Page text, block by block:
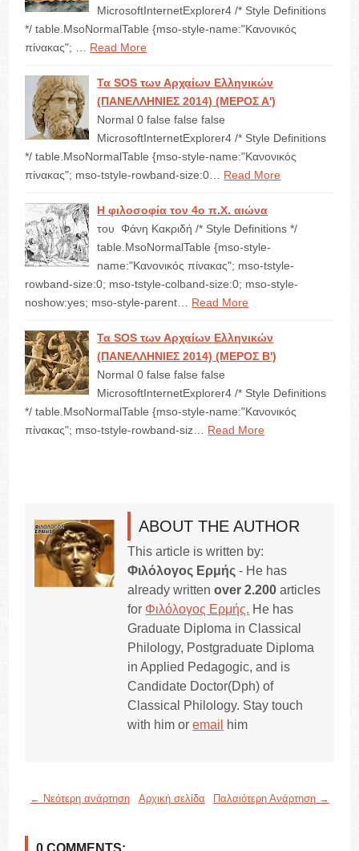
MicrosoftInternetExplorer4 /* Style Definitions
*/ table.MsoNormalTable {mso-style-name:"Κανονικός
πίνακας"; …
Read More
Τα SOS των Αρχαίων Ελληνικών
(ΠΑΝΕΛΛΗΝΙΕΣ 2014) (ΜΕΡΟΣ Α')
Normal 0 false false false
MicrosoftInternetExplorer4 /* Style Definitions
*/ table.MsoNormalTable {mso-style-name:"Κανονικός
πίνακας"; mso-tstyle-rowband-size:0…
Read More
Η φιλοσοφία τον 4ο π.Χ. αιώνα
του Φάνη Κακριδή /* Style Definitions */
table.MsoNormalTable {mso-style-
name:"Κανονικός πίνακας"; mso-tstyle-
rowband-size:0; mso-tstyle-colband-size:0; mso-style-
noshow:yes; mso-style-parent…
Read More
Τα SOS των Αρχαίων Ελληνικών
(ΠΑΝΕΛΛΗΝΙΕΣ 2014) (ΜΕΡΟΣ B')
Normal 0 false false false
MicrosoftInternetExplorer4 /* Style Definitions
*/ table.MsoNormalTable {mso-style-name:"Κανονικός
πίνακας"; mso-tstyle-rowband-siz…
Read More
ABOUT THE AUTHOR
This article is written by:
Φιλόλογος Ερμής - He has
already writtenover 2.200 articles
for Φιλόλογος Ερμής. He has
Graduate Diploma in Classical
Philology, Postgraduate Diploma
in Applied Pedagogic, and is
Candidate Doctor(Dph) of
Classical Philology. Stay touch
with him oremail him
← Νεότερη ανάρτηση Παλαιότερη Ανάρτηση →
Αρχική σελίδα
0 COMMENTS: